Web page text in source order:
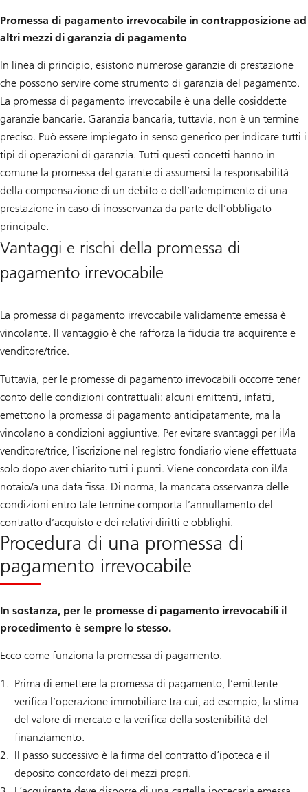
Promessa di pagamento irrevocabile in contrapposizione ad
altri mezzi di garanzia di pagamento
In linea di principio, esistono numerose garanzie di prestazione
che possono servire come strumento di garanzia del pagamento.
La promessa di pagamento irrevocabile è una delle cosiddette
garanzie bancarie. Garanzia bancaria, tuttavia, non è un termine
preciso. Può essere impiegato in senso generico per indicare tutti i
tipi di operazioni di garanzia. Tutti questi concetti hanno in
comune la promessa del garante di assumersi la responsabilità
della compensazione di un debito o dell’adempimento di una
prestazione in caso di inosservanza da parte dell’obbligato
principale.
Vantaggi e rischi della promessa di
pagamento irrevocabile
La promessa di pagamento irrevocabile validamente emessa è
vincolante. Il vantaggio è che rafforza la fiducia tra acquirente e
venditore/trice.
Tuttavia, per le promesse di pagamento irrevocabili occorre tener
conto delle condizioni contrattuali: alcuni emittenti, infatti,
emettono la promessa di pagamento anticipatamente, ma la
vincolano a condizioni aggiuntive. Per evitare svantaggi per il/la
venditore/trice, l’iscrizione nel registro fondiario viene effettuata
solo dopo aver chiarito tutti i punti. Viene concordata con il/la
notaio/a una data fissa. Di norma, la mancata osservanza delle
condizioni entro tale termine comporta l’annullamento del
contratto d’acquisto e dei relativi diritti e obblighi.
Procedura di una promessa di
pagamento irrevocabile
In sostanza, per le promesse di pagamento irrevocabili il
procedimento è sempre lo stesso.
Ecco come funziona la promessa di pagamento.
Prima di emettere la promessa di pagamento, l’emittente
verifica l’operazione immobiliare tra cui, ad esempio, la stima
del valore di mercato e la verifica della sostenibilità del
finanziamento.
Il passo successivo è la firma del contratto d’ipoteca e il
deposito concordato dei mezzi propri.